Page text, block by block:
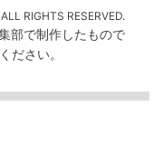
RIGHTS RESERVED.
部で制作したもので
ださい。